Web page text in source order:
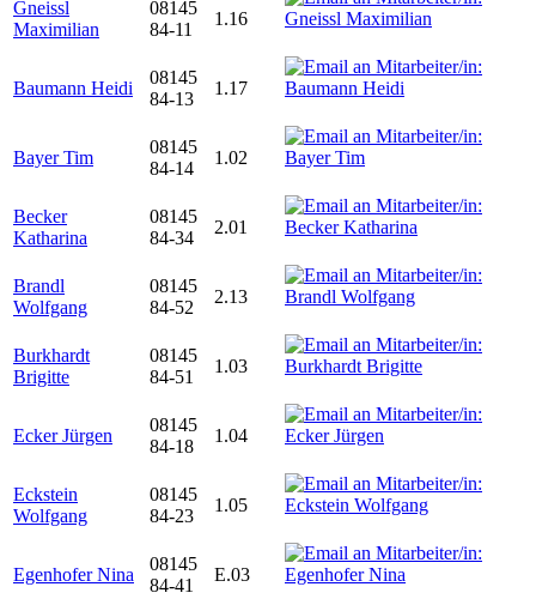
Gneissl
Maximilian
08145
84-11
1.16
Baumann Heidi
08145
84-13
1.17
Bayer Tim
08145
84-14
1.02
Becker
Katharina
08145
84-34
2.01
Brandl
Wolfgang
08145
84-52
2.13
Burkhardt
Brigitte
08145
84-51
1.03
Ecker Jürgen
08145
84-18
1.04
Eckstein
Wolfgang
08145
84-23
1.05
Egenhofer Nina
08145
84-41
E.03